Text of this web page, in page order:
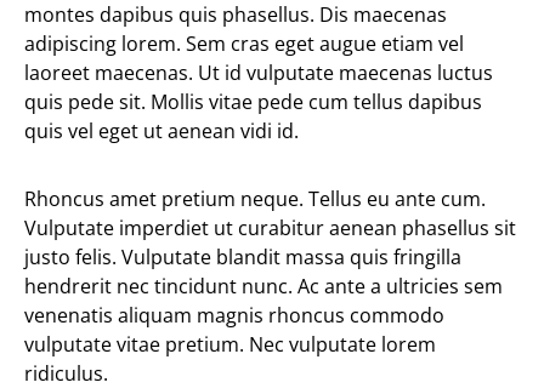
montes dapibus quis phasellus. Dis maecenas
adipiscing lorem. Sem cras eget augue etiam vel
laoreet maecenas. Ut id vulputate maecenas luctus
quis pede sit. Mollis vitae pede cum tellus dapibus
quis vel eget ut aenean vidi id.
Rhoncus amet pretium neque. Tellus eu ante cum.
Vulputate imperdiet ut curabitur aenean phasellus sit
justo felis. Vulputate blandit massa quis fringilla
hendrerit nec tincidunt nunc. Ac ante a ultricies sem
venenatis aliquam magnis rhoncus commodo
vulputate vitae pretium. Nec vulputate lorem
ridiculus.